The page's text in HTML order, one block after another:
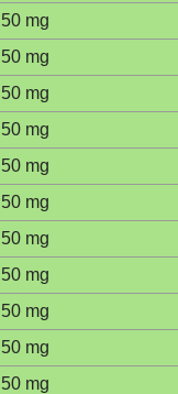
50 mg
50 mg
50 mg
50 mg
50 mg
50 mg
50 mg
50 mg
50 mg
50 mg
50 mg